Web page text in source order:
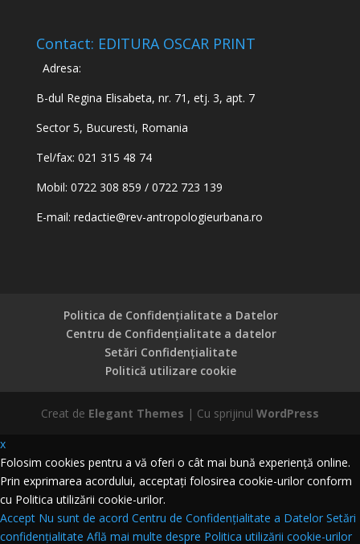
Contact: EDITURA OSCAR PRINT
Adresa:
B-dul Regina Elisabeta, nr. 71, etj. 3, apt. 7
Sector 5, Bucuresti, Romania
Tel/fax: 021 315 48 74
Mobil: 0722 308 859 / 0722 723 139
E-mail: redactie@rev-antropologieurbana.ro
Politica de Confidențialitate a Datelor
Centru de Confidențialitate a datelor
Setări Confidențialitate
Politică utilizare cookie
Creat de Elegant Themes | Cu sprijinul WordPress
x
Folosim cookies pentru a vă oferi o cât mai bună experiență online.
Prin exprimarea acordului, acceptați folosirea cookie-urilor conform
cu Politica utilizării cookie-urilor.
Accept Nu sunt de acord Centru de Confidențialitate a Datelor Setări
confidențialitate Află mai multe despre Politica utilizării cookie-urilor